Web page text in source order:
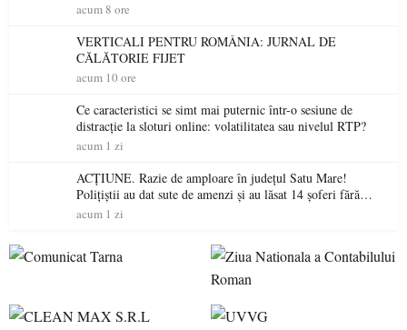
acum 8 ore
VERTICALI PENTRU ROMÂNIA: JURNAL DE
CĂLĂTORIE FIJET
acum 10 ore
Ce caracteristici se simt mai puternic într-o sesiune de
distracție la sloturi online: volatilitatea sau nivelul RTP?
acum 1 zi
ACȚIUNE. Razie de amploare în județul Satu Mare!
Polițiștii au dat sute de amenzi și au lăsat 14 șoferi fără
permis într-o singură zi
acum 1 zi